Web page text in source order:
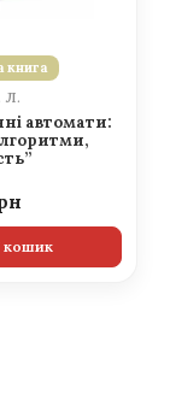
книга
Л.
автомати:
кошик